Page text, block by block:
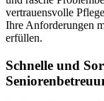
vertrauensvolle
Ihre Anforderungen
erfüllen.
Schnelle und